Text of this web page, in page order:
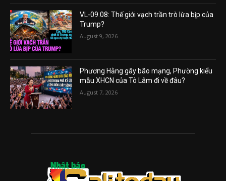
VL-09.08: Thế giới vạch trần trò lừa bịp của
Trump?
August 9, 2026
Phương Hằng gây bão mạng, Phường kiểu
mẫu XHCN của Tô Lâm đi về đâu?
August 7, 2026